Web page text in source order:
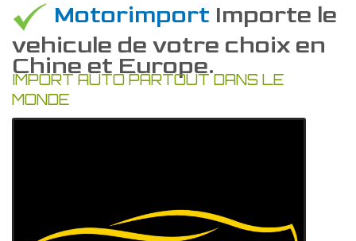
Motorimport Importe le
vehicule de votre choix en
Chine et Europe.
IMPORT AUTO PARTOUT DANS LE
MONDE